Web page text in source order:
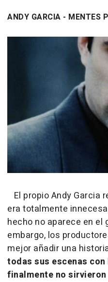
ANDY GARCIA - MENTES
El propio Andy Garcia
era totalmente
hecho no aparece en el
embargo, los
mejor añadir una
todas sus escenas
finalmente no sirvieron